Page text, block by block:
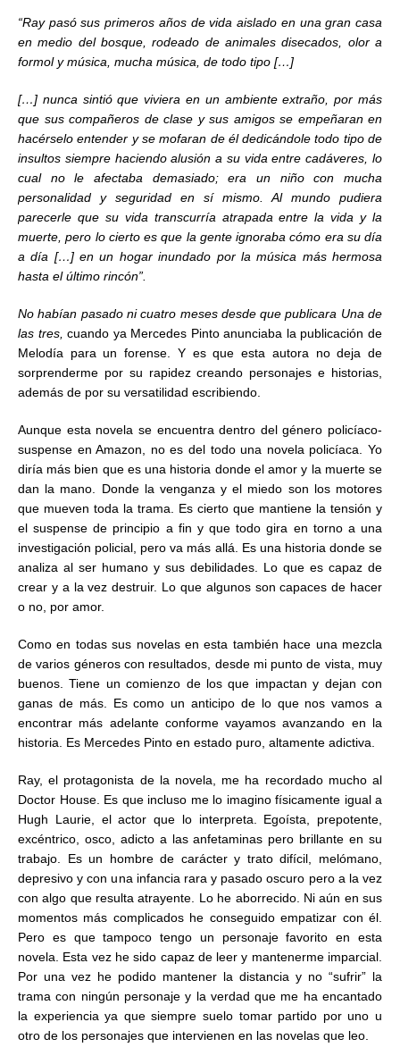
“Ray pasó sus primeros años de vida aislado en una gran casa
en medio del bosque, rodeado de animales disecados, olor a
formol y música, mucha música, de todo tipo […]
[…] nunca sintió que viviera en un ambiente extraño, por más
que sus compañeros de clase y sus amigos se empeñaran en
hacérselo entender y se mofaran de él dedicándole todo tipo de
insultos siempre haciendo alusión a su vida entre cadáveres, lo
cual no le afectaba demasiado; era un niño con mucha
personalidad y seguridad en sí mismo. Al mundo pudiera
parecerle que su vida transcurría atrapada entre la vida y la
muerte, pero lo cierto es que la gente ignoraba cómo era su día
a día […] en un hogar inundado por la música más hermosa
hasta el último rincón”.
No habían pasado ni cuatro meses desde que publicara Una de
las tres, cuando ya Mercedes Pinto anunciaba la publicación de
Melodía para un forense. Y es que esta autora no deja de
sorprenderme por su rapidez creando personajes e historias,
además de por su versatilidad escribiendo.
Aunque esta novela se encuentra dentro del género policíaco-
suspense en Amazon, no es del todo una novela policíaca. Yo
diría más bien que es una historia donde el amor y la muerte se
dan la mano. Donde la venganza y el miedo son los motores
que mueven toda la trama. Es cierto que mantiene la tensión y
el suspense de principio a fin y que todo gira en torno a una
investigación policial, pero va más allá. Es una historia donde se
analiza al ser humano y sus debilidades. Lo que es capaz de
crear y a la vez destruir. Lo que algunos son capaces de hacer
o no, por amor.
Como en todas sus novelas en esta también hace una mezcla
de varios géneros con resultados, desde mi punto de vista, muy
buenos. Tiene un comienzo de los que impactan y dejan con
ganas de más. Es como un anticipo de lo que nos vamos a
encontrar más adelante conforme vayamos avanzando en la
historia. Es Mercedes Pinto en estado puro, altamente adictiva.
Ray, el protagonista de la novela, me ha recordado mucho al
Doctor House. Es que incluso me lo imagino físicamente igual a
Hugh Laurie, el actor que lo interpreta. Egoísta, prepotente,
excéntrico, osco, adicto a las anfetaminas pero brillante en su
trabajo. Es un hombre de carácter y trato difícil, melómano,
depresivo y con una infancia rara y pasado oscuro pero a la vez
con algo que resulta atrayente. Lo he aborrecido. Ni aún en sus
momentos más complicados he conseguido empatizar con él.
Pero es que tampoco tengo un personaje favorito en esta
novela. Esta vez he sido capaz de leer y mantenerme imparcial.
Por una vez he podido mantener la distancia y no “sufrir” la
trama con ningún personaje y la verdad que me ha encantado
la experiencia ya que siempre suelo tomar partido por uno u
otro de los personajes que intervienen en las novelas que leo.